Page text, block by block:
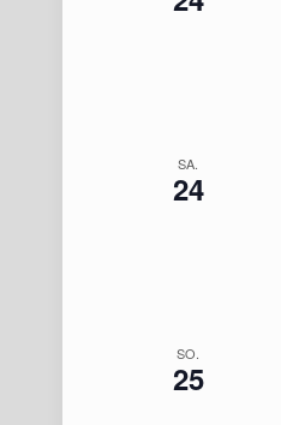
SA.
24
SO.
25